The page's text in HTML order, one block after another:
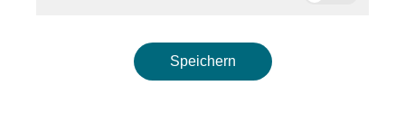
PHOENIX DER TAG
Speichern